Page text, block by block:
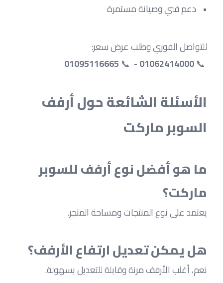
دعم فني وصيانة مستمرة
للتواصل الفوري وطلب عرض سعر:
01062414000 -
📞
01095116665
السوبر ماركت
ما هو أفضل نوع أرفف للسوبر
ماركت؟
يعتمد على نوع المنتجات ومساحة المتجر.
هل يمكن تعديل ارتفاع الأرفف؟
نعم، أغلب الأرفف مرنة وقابلة للتعديل بسهولة.